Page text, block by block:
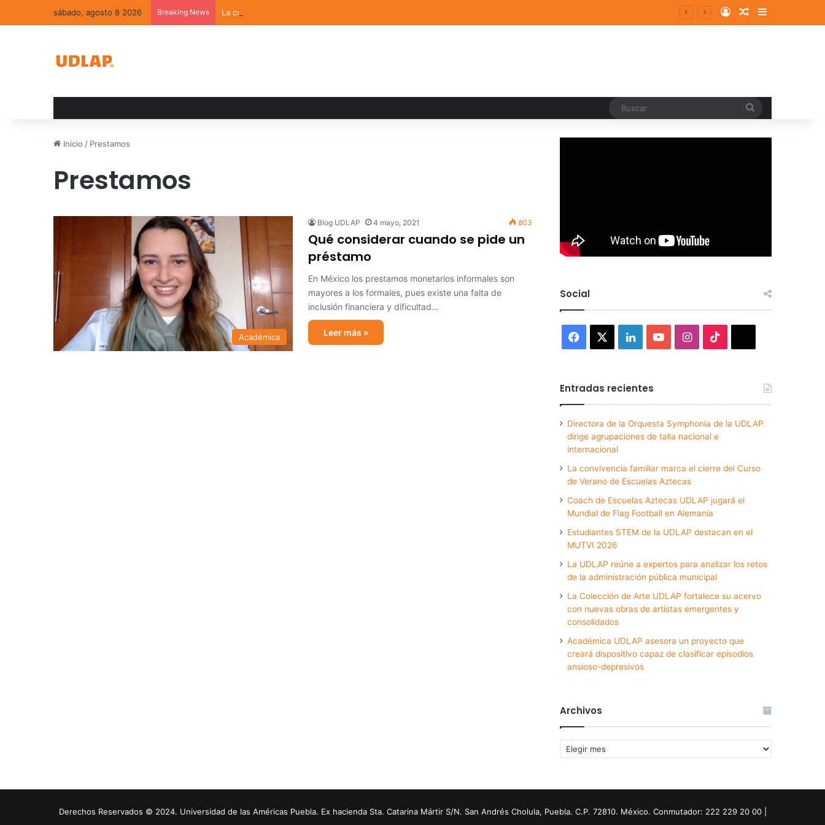
sábado, agosto 8 2026 Breaking News La convivencia familiar marca el cierre del Curso de Verano de Escuelas Aztecas Log InRandom Article
Sidebar
Inicio / Prestamos
Prestamos
Académica
Blog UDLAP 4 mayo, 2021 803
Qué considerar cuando se pide un
préstamo
En México los prestamos monetarios informales son
mayores a los formales, pues existe una falta de
inclusión financiera y dificultad…
Leer más »
Social
Facebook LinkedInYouTubeInstagram
Entradas recientes
Directora de la Orquesta Symphonia de la UDLAP
dirige agrupaciones de talla nacional e
internacional
La convivencia familiar marca el cierre del Curso
de Verano de Escuelas Aztecas
Coach de Escuelas Aztecas UDLAP jugará el
Mundial de Flag Football en Alemania
Estudiantes STEM de la UDLAP destacan en el
MUTVI 2026
La UDLAP reúne a expertos para analizar los retos
de la administración pública municipal
La Colección de Arte UDLAP fortalece su acervo
con nuevas obras de artistas emergentes y
consolidados
Académica UDLAP asesora un proyecto que
creará dispositivo capaz de clasificar episodios
ansioso-depresivos
Archivos
Archivos
Derechos Reservados © 2024. Universidad de las Américas Puebla. Ex hacienda Sta. Catarina Mártir S/N. San Andrés Cholula, Puebla. C.P. 72810. México. Conmutador: 222 229 20 00 |